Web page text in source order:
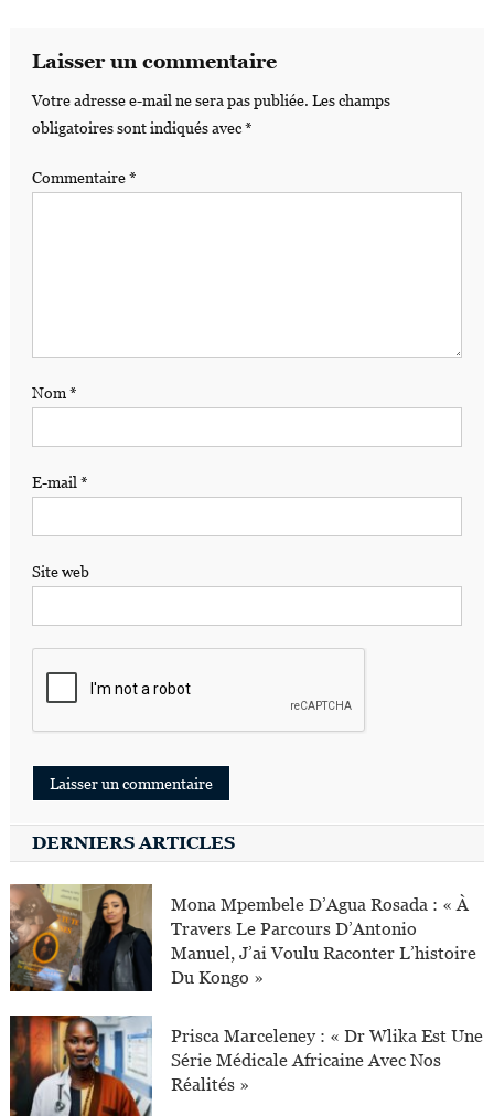
Laisser un commentaire
Votre adresse e-mail ne sera pas publiée. Les champs
obligatoires sont indiqués avec*
Commentaire*
Nom*
E-mail*
Site web
DERNIERS ARTICLES
Mona Mpembele D’Agua Rosada : « À
Travers Le Parcours D’Antonio
Manuel, J’ai Voulu Raconter L’histoire
Du Kongo »
Prisca Marceleney : « Dr Wlika Est Une
Série Médicale Africaine Avec Nos
Réalités »